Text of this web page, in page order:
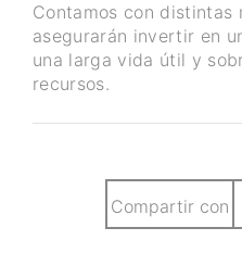
Contamos con distintas
asegurarán invertir en
una larga vida útil y
recursos.
Compartir con